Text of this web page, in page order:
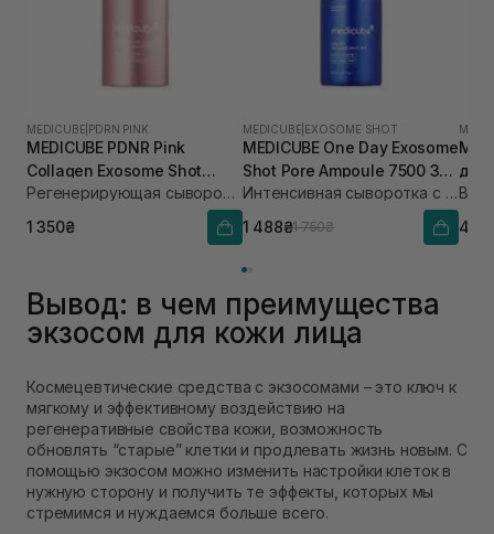
MEDICUBE PDRN PINK
MEDICUBE PDNR Pink
Collagen Exosome Shot
7500 30 мл
Регенерирующая сыворотка с полинуклеотидами, экзосомами и спикулами
1 350₴
MEDICUBE EXOSOME SHOT
MEDICUBE One Day Exosome
Shot Pore Ampoule 7500 30
мл
Интенсивная сыворотка с экзосомами и спикулами для сужения пор
1 488₴1 750₴
для
4
Вывод: в чем преимущества
экзосом для кожи лица
Космецевтические средства с экзосомами – это ключ к
мягкому и эффективному воздействию на
регенеративные свойства кожи, возможность
обновлять “старые” клетки и продлевать жизнь новым. С
помощью экзосом можно изменить настройки клеток в
нужную сторону и получить те эффекты, которых мы
стремимся и нуждаемся больше всего.